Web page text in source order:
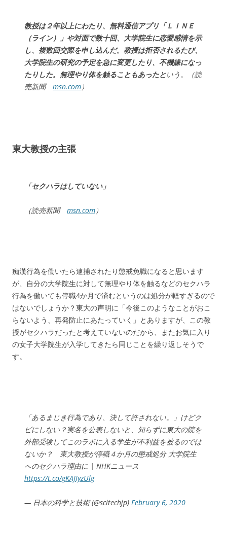
教授は２年以上にわたり、無料通信アプリ「ＬＩＮＥ
（ライン）」や対面で数十回、大学院生に恋愛感情を示
し、複数回交際を申し込んだ。教授は拒否されるたび、
大学院生の研究の予定を急に変更したり、不機嫌になっ
たりした。無理やり体を触ることもあったという。（読
売新聞 msn.com）
東大教授の主張
「セクハラはしていない」
（読売新聞 msn.com）
痴漢行為を働いたら逮捕されたり懲戒免職になると思います
が、自分の大学院生に対して無理やり体を触るなどのセクハラ
行為を働いても停職4か月で済むというのは処分が軽すぎるので
はないでしょうか？東大の声明に「今後このようなことがおこ
らないよう、再発防止にあたっていく」とありますが、この教
授がセクハラだったと考えていないのだから、またお気に入り
の女子大学院生が入学してきたら同じことを繰り返しそうで
す。
「あるまじき行為であり、決して許されない。」けどク
ビにしない？実名を公表しないと、知らずに東大の院を
外部受験してこのラボに入る学生が不利益を被るのでは
ないか？ 東大教授が停職４か月の懲戒処分 大学院生
へのセクハラ理由に | NHKニュース
https://t.co/gKAJIyzUlg
— 日本の科学と技術 (@scitechjp) February 6, 2020